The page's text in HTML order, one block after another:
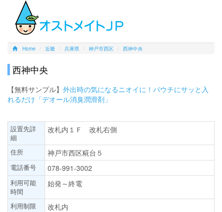
Home 近畿 兵庫県 神戸市西区 西神中央
西神中央
【無料サンプル】 外出時の気になるニオイに！パウチにサッと入
れるだけ「デオール消臭潤滑剤」
設置先詳
細
改札内１Ｆ 改札右側
住所 神戸市西区糀台５
電話番号 078-991-3002
利用可能
時間
始発～終電
利用制限 改札内